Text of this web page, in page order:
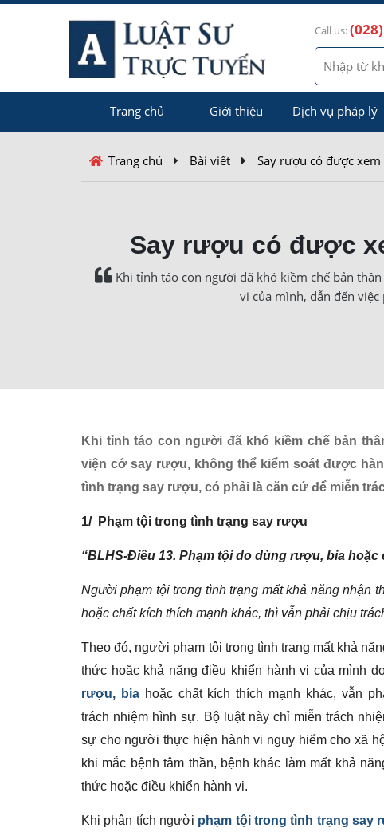
Call us:
Trang chủ Giới thiệu Dịch vụ pháp lý
Trang chủ Bài viết Say rượu có được
Say rượu có được
Khi tỉnh táo con người đã khó kiềm chế bản
vi của mình, dẫn đến
Khi tỉnh táo con người đã khó kiềm chế bản
viện cớ say rượu, không thể kiểm soát được
tình trạng say rượu, có phải là căn cứ để miễn
1/ Phạm tội trong tình trạng say rượu
“BLHS-Điều 13. Phạm tội do dùng rượu, bia
Người phạm tội trong tình trạng mất khả năng nhận
hoặc chất kích thích mạnh khác, thì vẫn phải chịu
Theo đó, người phạm tội trong tình trạng mất khả
thức hoặc khả năng điều khiển hành vi của mình
rượu, bia hoặc chất kích thích mạnh khác, vẫn
trách nhiệm hình sự. Bộ luật này chỉ miễn trách
sự cho người thực hiện hành vi nguy hiểm cho xã
khi mắc bệnh tâm thần, bệnh khác làm mất khả
thức hoặc điều khiển hành vi.
Khi phân tích người phạm tội trong tình trạng say